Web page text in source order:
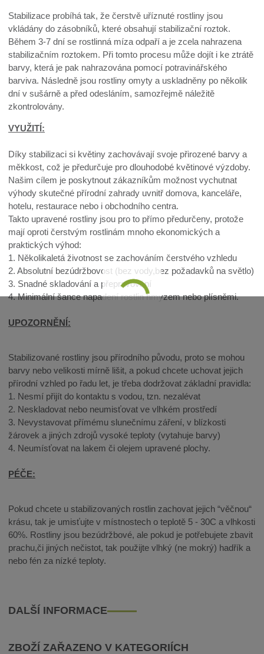
Stabilizace probíhá tak, že čerstvě uříznuté rostliny jsou
vkládány do zásobníků, které obsahují stabilizační roztok.
Během 3-7 dní se rostlinná míza odpaří a je zcela nahrazena
stabilizačním roztokem. Při tomto procesu může dojít i ke ztrátě
barvy, která je pak nahrazována pomocí potravinářského
barviva. Následně jsou rostliny omyty a uskladněny po několik
dní v sušárně a před odesláním, samozřejmě náležitě
zkontrolovány.
VYUŽITÍ:
Díky stabilizaci si květiny zachovávají svoje přirozené barvy a
měkkost, což je předurčuje pro dlouhodobé květinové výzdoby.
Našim cílem je poskytnout zákazníkům možnost vychutnat
výhody skutečné přírodní zahrady uvnitř domova, kanceláře,
hotelu, restaurace nebo i obchodního centra.
Takto upravené rostliny jsou pro to přímo předurčeny, protože
mají oproti čerstvým rostlinám mnoho ekonomických a
praktických výhod:
1. Několikaletá životnost se zachováním čerstvého vzhledu
2. Absolutní bezúdržbovost (bez vody,bez požadavků na světlo)
3. Snadné skladování a přepravování
4. Minimální šance napadení rostlin hmyzem nebo plísněmi.
UPOZORNĚNÍ:
Stabilizované rostliny jsou přírodního původu, proto se mohou
barvy nebo velikosti mírně lišit, a pokud chcete uchovat jejich
přírodní vzhled po řadu let, je třeba dodržovat základní pravidla:
1. Nesmí přijít do kontaktu s vodou, tzn. nezalévat
2. Neskladovat nebo neumisťovat ve vlhkém prostředí
3. Nevystavovat přímému slunečnímu záření, v blízkosti
žárovek a jiných zdrojů vysoké teploty (vytahuje barvy)
4. Neumísťovat na lakem či olejem upravené plochy.
PÉČE:
Pokud chcete u stabilizovaných rostlin zachovat jejich “věčnou“
krásu, tak je umisťujte v místnostech o teplotě 5 - 30C a vlhkosti
60%. Rostliny jsou bezúdržbové, ale pokud je potřebujete zbavit
prachu,či jiných nečistot, tak použijte vlhký (ne mokrý) hadřík a
nebo fén za nízké teploty.
DALŠÍ INFORMACE
ZBOŽÍ ZAŘAZENO V KATEGORIÍCH